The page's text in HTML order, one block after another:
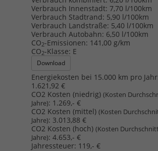
Verbrauch Innenstadt: 7,70 l/100km
Verbrauch Stadtrand: 5,90 l/100km
Verbrauch Landstraße: 5,40 l/100km
Verbrauch Autobahn: 6,50 l/100km
CO2-Emissionen: 141,00 g/km
CO2-Klasse: E
Download
Energiekosten bei 15.000 km pro
1.621,92 €
CO2 Kosten (niedrig)(Kosten
Jahre): 1.269,- €
CO2 Kosten (mittel)(Kosten
Jahre): 3.013,88 €
CO2 Kosten (hoch)(Kosten
Jahre): 4.653,- €
Jahressteuer: 119,- €